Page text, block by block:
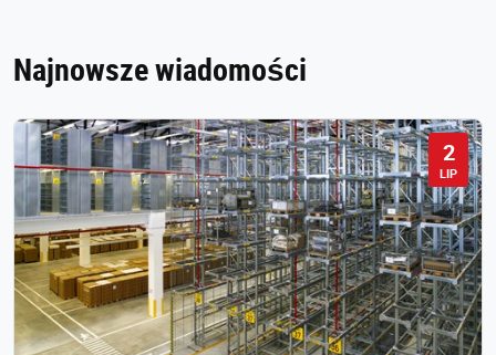
Najnowsze wiadomości
2
LIP